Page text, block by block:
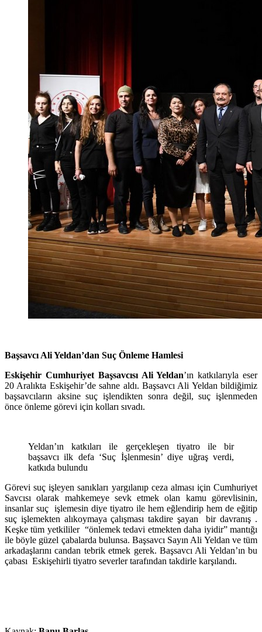
Başsavcı Ali Yeldan’dan Suç Önleme Hamlesi
Eskişehir Cumhuriyet Başsavcısı Ali Yeldan’ın katkılarıyla eser
20 Aralıkta Eskişehir’de sahne aldı. Başsavcı Ali Yeldan bildiğimiz
başsavcıların aksine suç işlendikten sonra değil, suç işlenmeden
önce önleme görevi için kolları sıvadı.
Yeldan’ın katkıları ile gerçekleşen tiyatro ile bir
başsavcı ilk defa ‘Suç İşlenmesin’ diye uğraş verdi,
katkıda bulundu
Görevi suç işleyen sanıkları yargılanıp ceza alması için Cumhuriyet
Savcısı olarak mahkemeye sevk etmek olan kamu görevlisinin,
insanlar suç işlemesin diye tiyatro ile hem eğlendirip hem de eğitip
suç işlemekten alıkoymaya çalışması takdire şayan bir davranış .
Keşke tüm yetkililer “önlemek tedavi etmekten daha iyidir” mantığı
ile böyle güzel çabalarda bulunsa. Başsavcı Sayın Ali Yeldan ve tüm
arkadaşlarını candan tebrik etmek gerek. Başsavcı Ali Yeldan’ın bu
çabası Eskişehirli tiyatro severler tarafından takdirle karşılandı.